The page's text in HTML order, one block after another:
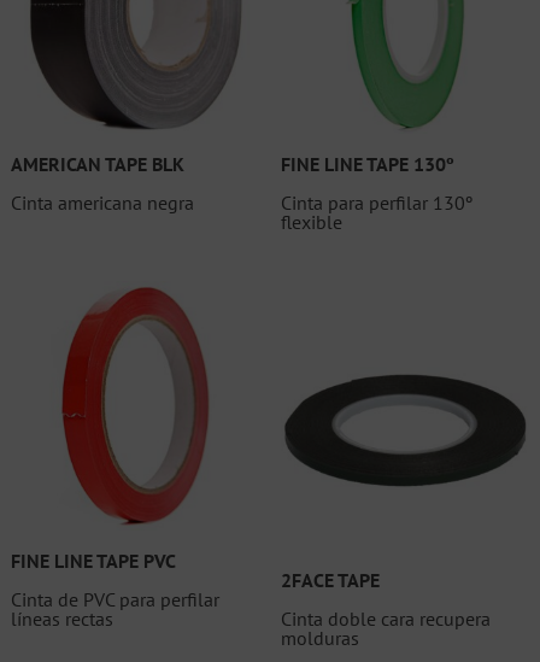
AMERICAN TAPE BLK
Cinta americana negra
FINE LINE TAPE 130º
Cinta para perfilar 130º
flexible
FINE LINE TAPE PVC
Cinta de PVC para perfilar
líneas rectas
2FACE TAPE
Cinta doble cara recupera
molduras